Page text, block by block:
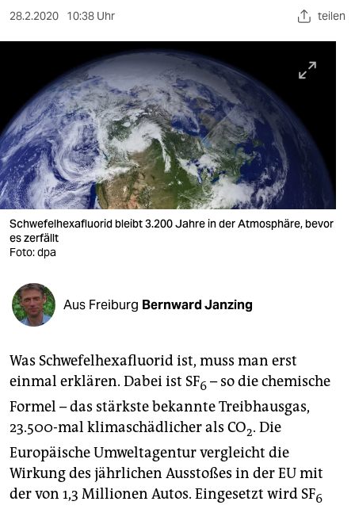
kultur
sport
berlin
nord
wahrheit
verlag
verlag
veranstaltungen
shop
fragen & hilfe
abo
genossenschaft
epaper login
28.2.2020 10:38 Uhr teilen
Schwefelhexafluorid bleibt 3.200 Jahre in der Atmosphäre, bevor
es zerfällt
Foto: dpa
Aus Freiburg Bernward Janzing
Was Schwefelhexafluorid ist, muss man erst
einmal erklären. Dabei ist SF6 – so die chemische
Formel – das stärkste bekannte Treibhausgas,
23.500-mal klimaschädlicher als CO2. Die
Europäische Umweltagentur vergleicht die
Wirkung des jährlichen Ausstoßes in der EU mit
der von 1,3 Millionen Autos. Eingesetzt wird SF6